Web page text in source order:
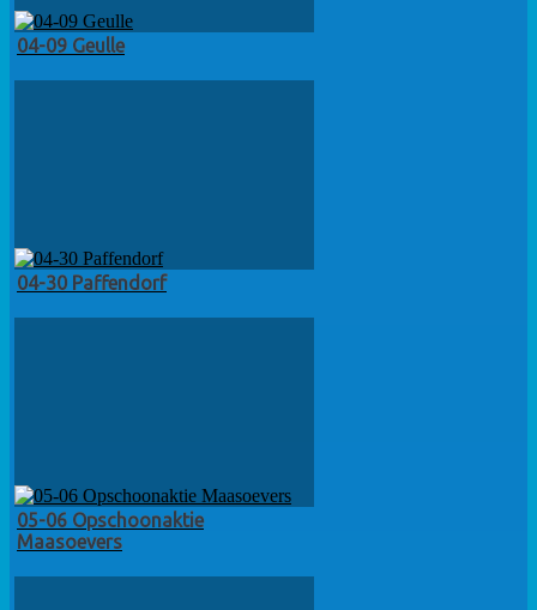
04-09 Geulle
04-30 Paffendorf
05-06 Opschoonaktie
Maasoevers